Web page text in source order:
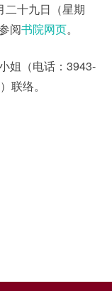
二十九日（星期
阅书院网页。
姐（电话：3943-
）联络。